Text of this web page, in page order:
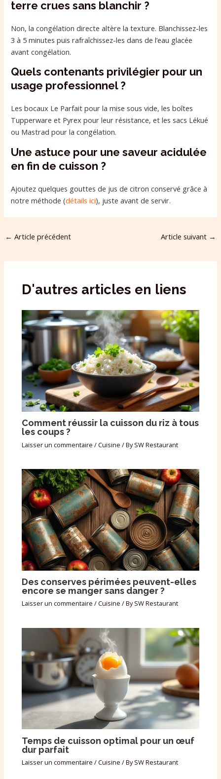
terre crues sans blanchir ?
Non, la congélation directe altère la texture. Blanchissez-les
3 à 5 minutes puis rafraîchissez-les dans de l’eau glacée
avant congélation.
Quels contenants privilégier pour un
usage professionnel ?
Les bocaux Le Parfait pour la mise sous vide, les boîtes
Tupperware et Pyrex pour leur résistance, et les sacs Lékué
ou Mastrad pour la congélation.
Une astuce pour une saveur acidulée
en fin de cuisson ?
Ajoutez quelques gouttes de jus de citron conservé grâce à
notre méthode (détails ici), juste avant de servir.
← Article précédent Article suivant →
D'autres articles en liens
Comment réussir la cuisson du riz à tous
les coups ?
Laisser un commentaire /Cuisine / BySW Restaurant
Des conserves périmées peuvent-elles
encore se manger sans danger ?
Laisser un commentaire /Cuisine / BySW Restaurant
Temps de cuisson optimal pour un œuf
dur parfait
Laisser un commentaire /Cuisine / BySW Restaurant